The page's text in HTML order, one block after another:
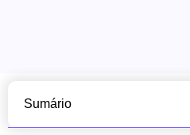
Sumário